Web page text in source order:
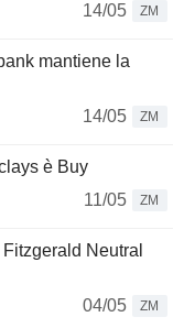
14/05
ZM
mantiene la
14/05
ZM
è Buy
11/05
ZM
Neutral
04/05
ZM